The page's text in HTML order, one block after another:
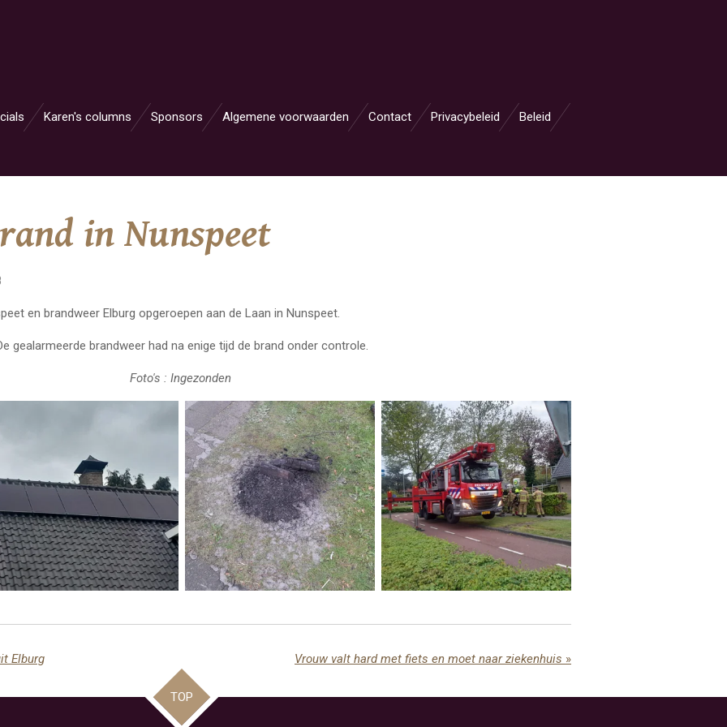
Karen's columns Sponsors Algemene voorwaarden Contact Privacybeleid Beleid
in Nunspeet
en brandweer Elburg opgeroepen aan de Laan in Nunspeet.
gealarmeerde brandweer had na enige tijd de brand onder controle.
Foto's : Ingezonden
Elburg Vrouw valt hard met fiets en moet naar ziekenhuis »
TOP